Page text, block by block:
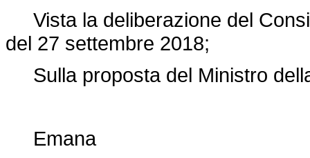
Vista la deliberazione del
del 27 settembre 2018;
Sulla proposta del Ministro
Emana